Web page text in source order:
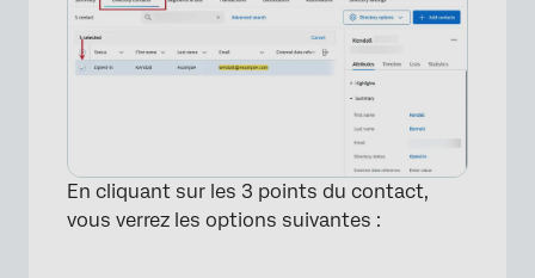
En cliquant sur les 3 points du contact,
vous verrez les options suivantes :